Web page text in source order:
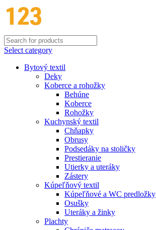
Select category
Bytový textil
Deky
Koberce a rohožky
Behúne
Koberce
Rohožky
Kuchynský textil
Chňapky
Obrusy
Podsedáky na stoličky
Prestieranie
Utierky a uteráky
Zástery
Kúpeľňový textil
Kúpeľňové a WC predložky
Osušky
Uteráky a žinky
Plachty